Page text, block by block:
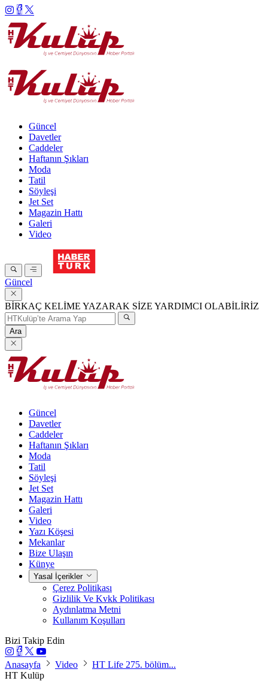
Güncel
Davetler
Caddeler
Haftanın Şıkları
Moda
Tatil
Söyleşi
Jet Set
Magazin Hattı
Galeri
Video
Güncel
BİRKAÇ KELİME YAZARAK SİZE YARDIMCI OLABİLİRİZ
Ara
Güncel
Davetler
Caddeler
Haftanın Şıkları
Moda
Tatil
Söyleşi
Jet Set
Magazin Hattı
Galeri
Video
Yazı Köşesi
Mekanlar
Bize Ulaşın
Künye
Yasal İçerikler
Çerez Politikası
Gizlilik Ve Kvkk Politikası
Aydınlatma Metni
Kullanım Koşulları
Bizi Takip Edin
Anasayfa Video
HT Life 275. bölüm...
HT Kulüp